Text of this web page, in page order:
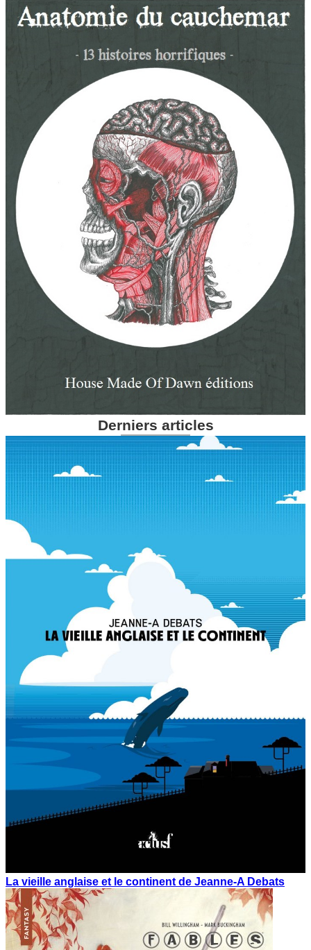
Derniers articles
La vieille anglaise et le continent de Jeanne-A Debats